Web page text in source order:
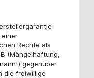
einer
Rechte als
(Mängelhaftung,
gegenüber
die freiwillige